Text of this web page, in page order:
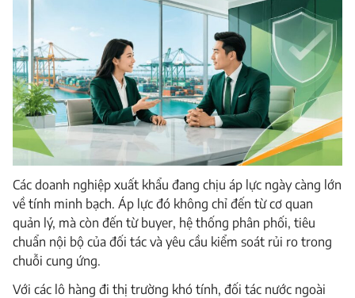
Các doanh nghiệp xuất khẩu đang chịu áp lực ngày càng lớn
về tính minh bạch. Áp lực đó không chỉ đến từ cơ quan
quản lý, mà còn đến từ buyer, hệ thống phân phối, tiêu
chuẩn nội bộ của đối tác và yêu cầu kiểm soát rủi ro trong
chuỗi cung ứng.
Với các lô hàng đi thị trường khó tính, đối tác nước ngoài